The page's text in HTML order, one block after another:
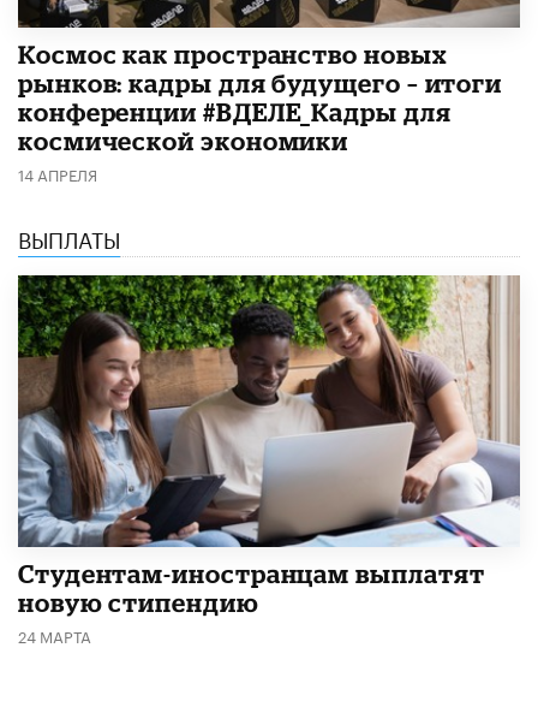
Космос как пространство новых
рынков: кадры для будущего – итоги
конференции #ВДЕЛЕ_Кадры для
космической экономики
14 АПРЕЛЯ
ВЫПЛАТЫ
Студентам-иностранцам выплатят
новую стипендию
24 МАРТА